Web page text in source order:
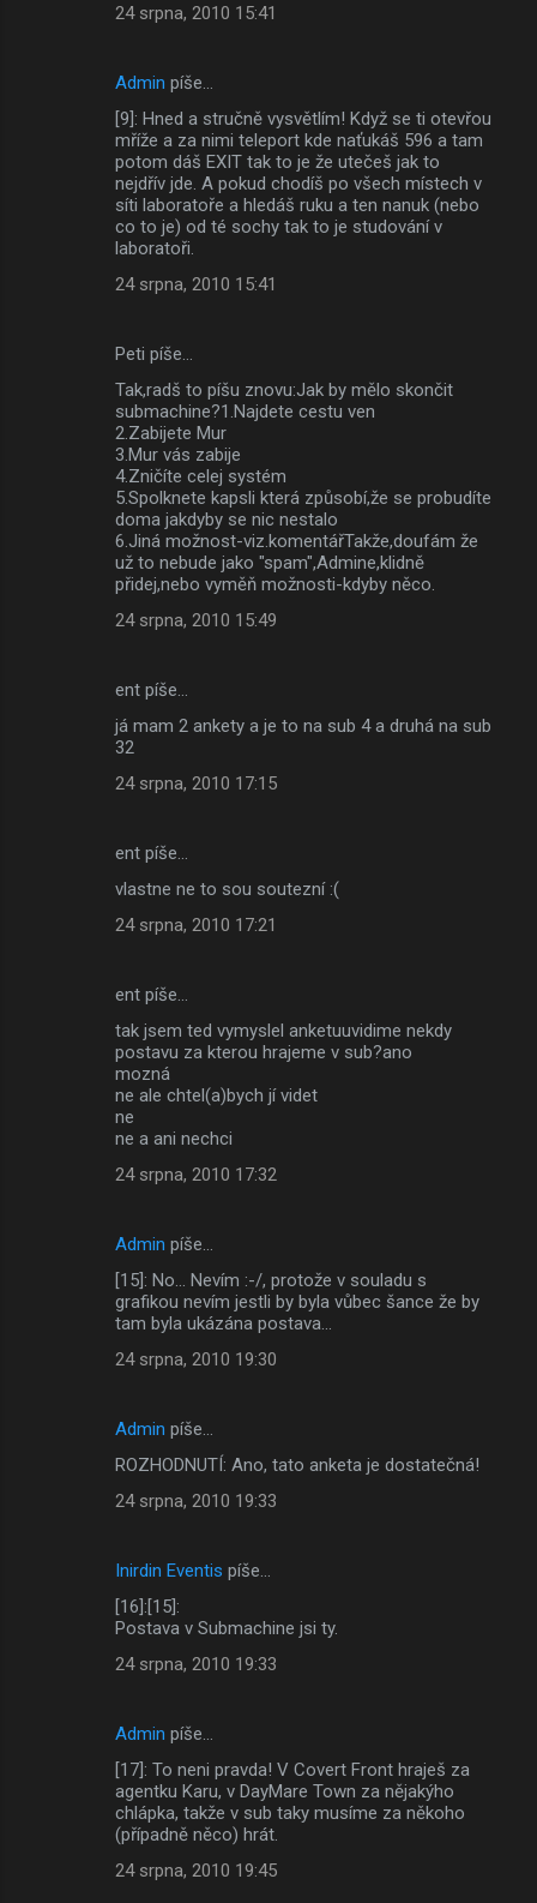
24 srpna, 2010 15:41
Admin píše…
[9]: Hned a stručně vysvětlím! Když se ti otevřou
mříže a za nimi teleport kde naťukáš 596 a tam
potom dáš EXIT tak to je že utečeš jak to
nejdřív jde. A pokud chodíš po všech místech v
síti laboratoře a hledáš ruku a ten nanuk (nebo
co to je) od té sochy tak to je studování v
laboratoři.
24 srpna, 2010 15:41
Peti píše…
Tak,radš to píšu znovu:Jak by mělo skončit
submachine?1.Najdete cestu ven
2.Zabijete Mur
3.Mur vás zabije
4.Zničíte celej systém
5.Spolknete kapsli která způsobí,že se probudíte
doma jakdyby se nic nestalo
6.Jiná možnost-viz.komentářTakže,doufám že
už to nebude jako "spam",Admine,klidně
přidej,nebo vyměň možnosti-kdyby něco.
24 srpna, 2010 15:49
ent píše…
já mam 2 ankety a je to na sub 4 a druhá na sub
32
24 srpna, 2010 17:15
ent píše…
vlastne ne to sou soutezní :(
24 srpna, 2010 17:21
ent píše…
tak jsem ted vymyslel anketuuvidime nekdy
postavu za kterou hrajeme v sub?ano
mozná
ne ale chtel(a)bych jí videt
ne
ne a ani nechci
24 srpna, 2010 17:32
Admin píše…
[15]: No... Nevím :-/, protože v souladu s
grafikou nevím jestli by byla vůbec šance že by
tam byla ukázána postava...
24 srpna, 2010 19:30
Admin píše…
ROZHODNUTÍ: Ano, tato anketa je dostatečná!
24 srpna, 2010 19:33
Inirdin Eventis píše…
[16]:[15]:
Postava v Submachine jsi ty.
24 srpna, 2010 19:33
Admin píše…
[17]: To neni pravda! V Covert Front hraješ za
agentku Karu, v DayMare Town za nějakýho
chlápka, takže v sub taky musíme za někoho
(případně něco) hrát.
24 srpna, 2010 19:45